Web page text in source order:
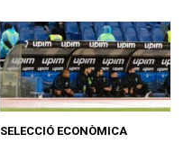
SELECCIÓ ECONÒMICA